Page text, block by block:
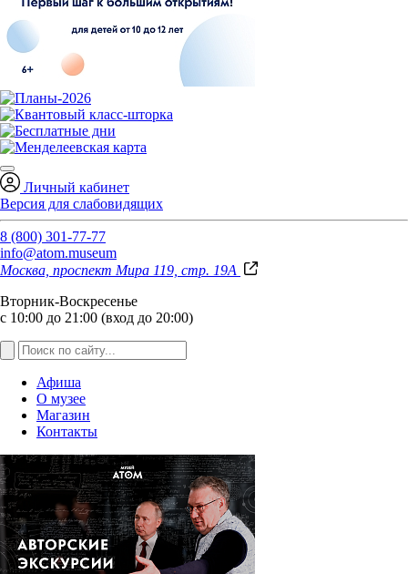
Личный кабинет
Версия для слабовидящих
8 (800) 301-77-77
info@atom.museum
Москва, проспект Мира 119, стр. 19А
Вторник-Воскресенье
с 10:00 до 21:00 (вход до 20:00)
Афиша
О музее
Магазин
Контакты